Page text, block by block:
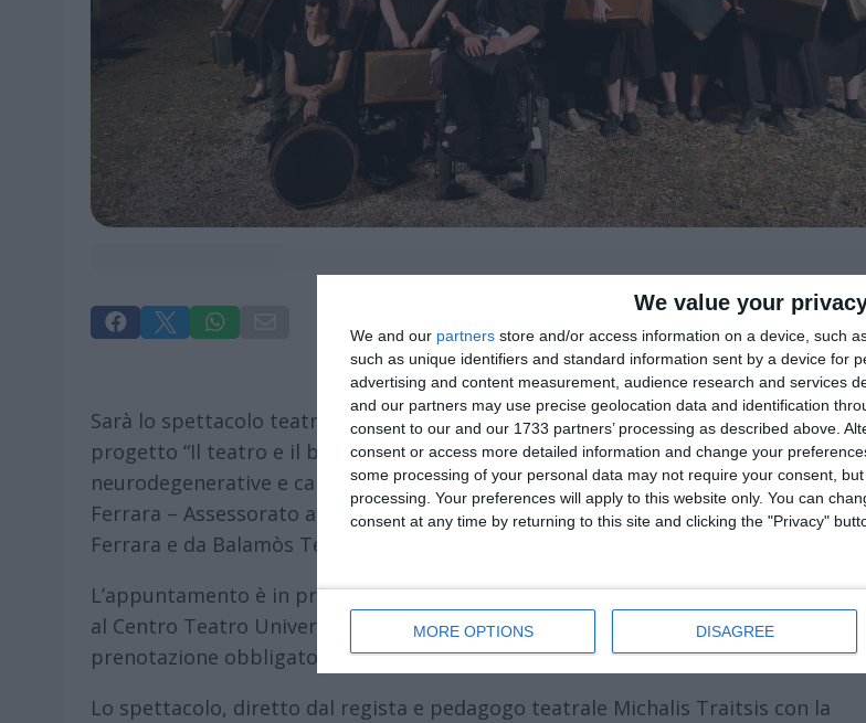
We value your
We and our partners store and/or access information on a device, such
such as unique identifiers and standard information sent by a device for
advertising and content measurement, audience research and services
and our partners may use precise geolocation data and identification
consent to our and our 1733 partners’ processing as described above.
consent or access more detailed information and change your
some processing of your personal data may not require your consent,
processing. Your preferences will apply to this website only. You can
consent at any time by returning to this site and clicking the "Privacy"
MORE OPTIONS DISAGREE
  
Sarà lo spettacolo teatrale “Il sommergibile Balengo” a chiudere la nona
progetto “Il teatro e il benessere”, percorso rivolto a persone con malattie
neurodegenerative e caregiver familiari e professionali promosso dal Comune di
Ferrara – Assessorato alle Politiche Sociali –, dal Centro Teatro Universitario di
Ferrara e da Balamòs Teatro Aps.
L’appuntamento è in programma lunedì 11 maggio e giovedì 14 maggio alle ore
al Centro Teatro Universitario di via Savonarola 19. L’ingresso sarà gratuito con
prenotazione obbligatoria.
Lo spettacolo, diretto dal regista e pedagogo teatrale Michalis Traitsis con la